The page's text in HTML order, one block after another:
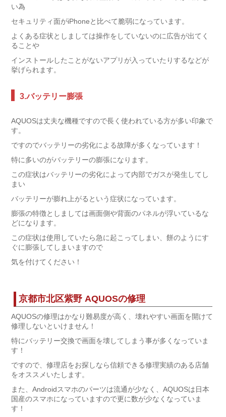
い為
セキュリティ面がiPhoneと比べて脆弱になっています。
よくある症状としましては操作をしていないのに広告が出てく
ることや
インストールしたことがないアプリが入っていたりするなどが
挙げられます。
3.バッテリー膨張
AQUOSは丈夫な機種ですので長く使われている方が多い印象で
す。
ですのでバッテリーの劣化による故障が多くなっています！
特に多いのがバッテリーの膨張になります。
この症状はバッテリーの劣化によって内部でガスが発生してし
まい
バッテリーが膨れ上がるという症状になっています。
膨張の特徴としましては画面側や背面のパネルが浮いているな
どになります。
この症状は使用していたら急に起こってしまい、餅のようにす
ぐに膨張してしまいますので
気を付けてください！
京都市北区紫野 AQUOSの修理
AQUOSの修理はかなり難易度が高く、壊れやすい画面を開けて
修理しないといけません！
特にバッテリー交換で画面を壊してしまう事が多くなっていま
す！
ですので、修理店をお探しなら信頼できる修理実績のある店舗
をオススメいたします。
また、Androidスマホのパーツは流通が少なく、AQUOSは日本
国産のスマホになっていますので更に数が少なくなっていま
す！